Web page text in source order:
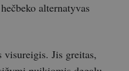
alternatyvas
visureigis. Jis greitas,